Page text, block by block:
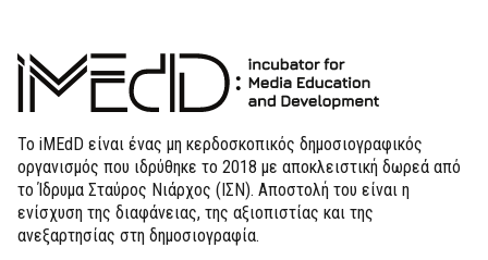
Το iMEdD είναι ένας μη κερδοσκοπικός δημοσιογραφικός
οργανισμός που ιδρύθηκε το 2018 με αποκλειστική δωρεά από
το Ίδρυμα Σταύρος Νιάρχος (ΙΣΝ). Αποστολή του είναι η
ενίσχυση της διαφάνειας, της αξιοπιστίας και της
ανεξαρτησίας στη δημοσιογραφία.